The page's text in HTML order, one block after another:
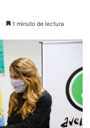
1 minuto de lectura